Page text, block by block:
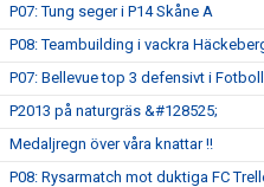
P07: Tung seger i P14 Skåne A
P08: Teambuilding i vackra
P07: Bellevue top 3 defensivt i
P2013 på naturgräs &#128525;
Medaljregn över våra knattar !!
P08: Rysarmatch mot duktiga FC